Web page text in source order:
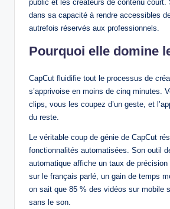
public et les créateurs de contenu court.
dans sa capacité à rendre accessibles
autrefois réservés aux professionnels.
Pourquoi elle domine
CapCut fluidifie tout le processus de
s’apprivoise en moins de cinq minutes.
clips, vous les coupez d’un geste, et
du reste.
Le véritable coup de génie de CapCut
fonctionnalités automatisées. Son outil
automatique affiche un taux de précision
sur le français parlé, un gain de temps
on sait que 85 % des vidéos sur mobile
sans le son.